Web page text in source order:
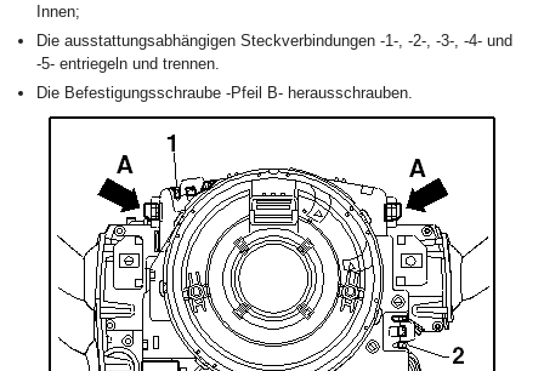
Innen;
Die ausstattungsabhängigen Steckverbindungen -1-, -2-, -3-, -4- und
-5- entriegeln und trennen.
Die Befestigungsschraube -Pfeil B- herausschrauben.